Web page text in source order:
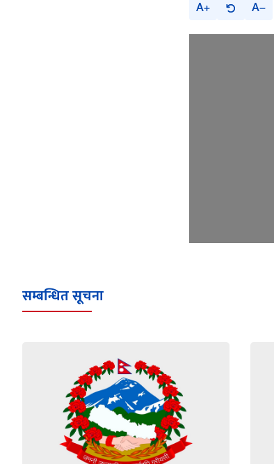
A A
सम्बन्धित सूचना